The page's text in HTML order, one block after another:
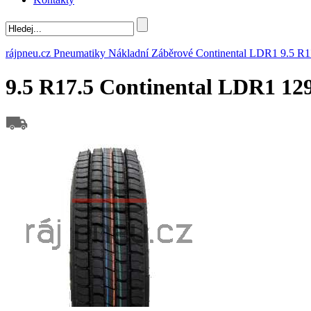
rájpneu.cz Pneumatiky Nákladní Záběrové Continental LDR1 9.5
9.5 R17.5 Continental LDR1